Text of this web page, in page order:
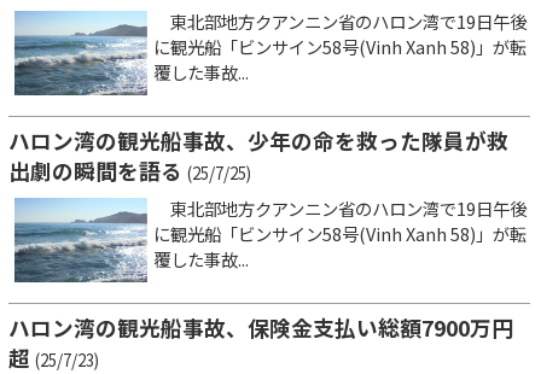
東北部地方クアンニン省のハロン湾で19日午後
に観光船「ビンサイン58号(Vinh Xanh 58)」が転
覆した事故...
ハロン湾の観光船事故、少年の命を救った隊員が救
出劇の瞬間を語る (25/7/25)
東北部地方クアンニン省のハロン湾で19日午後
に観光船「ビンサイン58号(Vinh Xanh 58)」が転
覆した事故...
ハロン湾の観光船事故、保険金支払い総額7900万円
超 (25/7/23)